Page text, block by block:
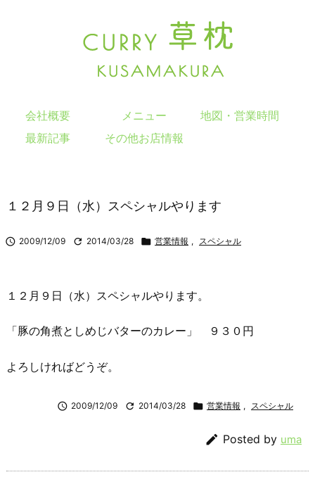
会社概要 メニュー
地図・営業時間
最新記事
その他お店情報
１２月９日（水）スペシャルやります
 2009/12/09  2014/03/28  営業情報 , スペシャル
１２月９日（水）スペシャルやります。
「豚の角煮としめじバターのカレー」 ９３０円
よろしければどうぞ。
 2009/12/09  2014/03/28  営業情報 , スペシャル
 Posted by uma